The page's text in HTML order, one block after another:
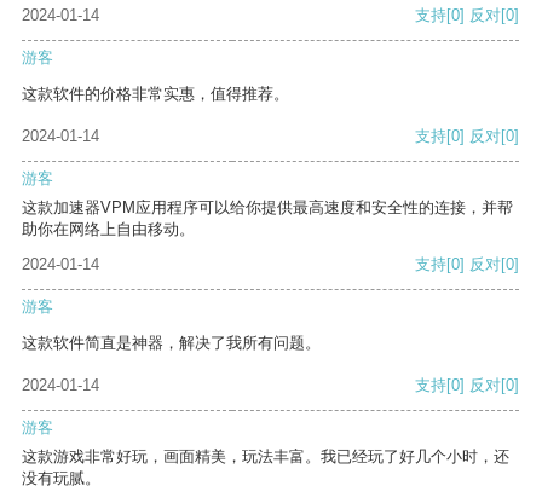
2024-01-14 支持[0] 反对[0]
游客
这款软件的价格非常实惠，值得推荐。
2024-01-14 支持[0] 反对[0]
游客
这款加速器VPM应用程序可以给你提供最高速度和安全性的连接，并帮
助你在网络上自由移动。
2024-01-14
支持[0] 反对[0]
游客
这款软件简直是神器，解决了我所有问题。
2024-01-14 支持[0] 反对[0]
游客
这款游戏非常好玩，画面精美，玩法丰富。我已经玩了好几个小时，还
没有玩腻。